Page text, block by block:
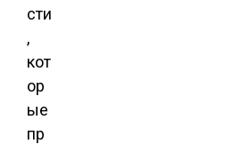
сти
,
кот
ор
ые
пр